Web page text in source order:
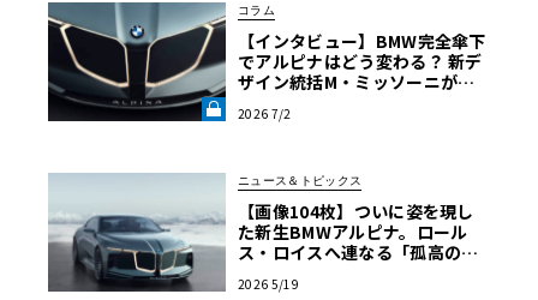
コラム
【インタビュー】BMW完全傘下
でアルピナはどう変わる？ 新デ
ザイン統括M・ミッソーニが明
の真意《LE VOLANT LAB》
2026 7/2
ニュース＆トピックス
【画像104枚】ついに姿を現し
た新生BMWアルピナ。ロール
ス・ロイスへ連なる「孤高の美
2026 5/19